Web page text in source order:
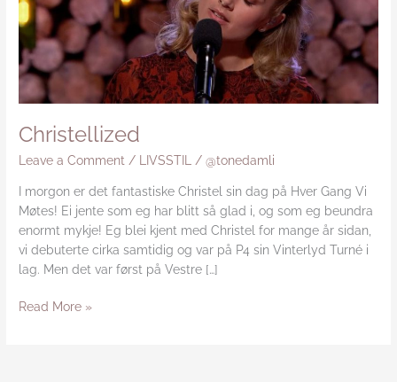
Christellized
Leave a Comment / LIVSSTIL /@tonedamli
I morgon er det fantastiske Christel sin dag på Hver Gang Vi
Møtes! Ei jente som eg har blitt så glad i, og som eg beundra
enormt mykje! Eg blei kjent med Christel for mange år sidan,
vi debuterte cirka samtidig og var på P4 sin Vinterlyd Turné i
lag. Men det var først på Vestre […]
Read More »